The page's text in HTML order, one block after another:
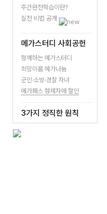
주간완전학습이란?
실천 비법 공개
메가스터디 사회공헌
함께하는 메가스터디
희망이룸 메가나눔
군인·소방·경찰 자녀
메가패스 형제자매 할인
3가지 정직한 원칙